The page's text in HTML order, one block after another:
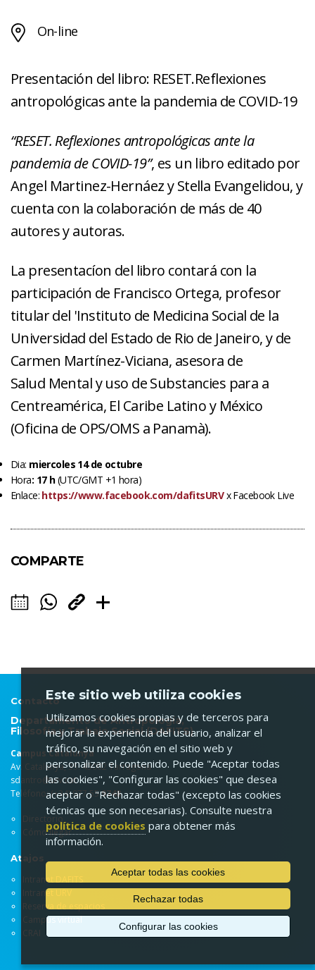
On-line
Presentación del libro: RESET.Reflexiones
antropológicas ante la pandemia de COVID-19
“RESET. Reflexiones antropológicas ante la
pandemia de COVID-19”, es un libro editado por
Angel Martinez-Hernáez y Stella Evangelidou, y
cuenta con la colaboración de más de 40
autores y autoras.
La presentacíon del libro contará con la
participación de Francisco Ortega, profesor
titular del 'Instituto de Medicina Social de la
Universidad del Estado de Rio de Janeiro, y de
Carmen Martínez-Viciana, asesora de
Salud Mental y uso de Substancies para a
Centreamérica, El Caribe Latino y México
(Oficina de OPS/OMS a Panamà).
Dia: miercoles 14 de octubre
Hora: 17 h(UTC/GMT +1 hora)
Enlace: https://www.facebook.com/dafitsURVx Facebook Live
COMPARTE
Contacto
Departamento de Antropología,
Filosofía y Trabajo Social (DAFITS)
Campus Catalunya
Av. Catalunya, 35. 43002 Tarragona
sdantro@urv.cat
Teléfono: (+34) 977 559748
Directorio
Cómo llegar
Atajos
Intranet DAFITS
Intranet URV
Reserva de espacios
Campus virtual
CRAI
Este sitio web utiliza cookies
Utilizamos cookies propias y de terceros para
mejorar la experiencia del usuario, analizar el
tráfico, su navegación en el sitio web y
personalizar el contenido. Puede "Aceptar todas
las cookies", "Configurar las cookies" que desea
aceptar o "Rechazar todas" (excepto las cookies
técnicas que son necesarias). Consulte nuestra
política de cookies para obtener más
información.
Aceptar todas las cookies
Rechazar todas
Configurar las cookies